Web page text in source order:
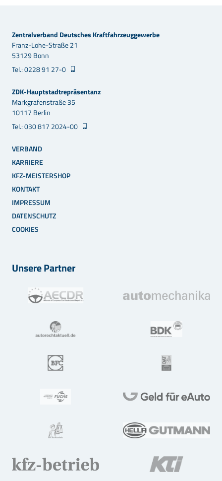
Zentralverband Deutsches Kraftfahrzeuggewerbe
Franz-Lohe-Straße 21
53129 Bonn
Tel.: 0228 91 27-0
ZDK-Hauptstadtrepräsentanz
Markgrafenstraße 35
10117 Berlin
Tel.: 030 817 2024-00
VERBAND
KARRIERE
KFZ-MEISTERSHOP
KONTAKT
IMPRESSUM
DATENSCHUTZ
COOKIES
Unsere Partner